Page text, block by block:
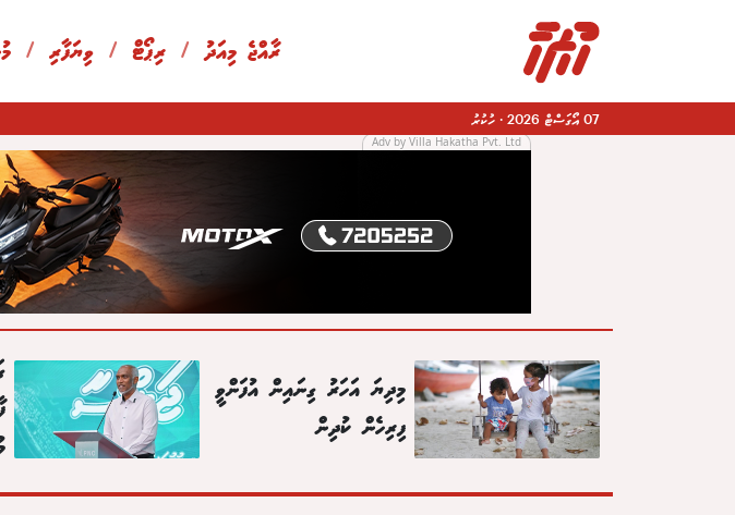
ރާއްޖެ މިއަދު / ރިޕޯޓް / ވިޔަފާރި /
07 އޯގަސްޓް 2026 · ހުކުރު
Adv by Villa Hakatha Pvt. Ltd
|
މިދިޔަ އަހަރު ގިނައިން އުފަންވީ
ފިރިހެން ކުދިން